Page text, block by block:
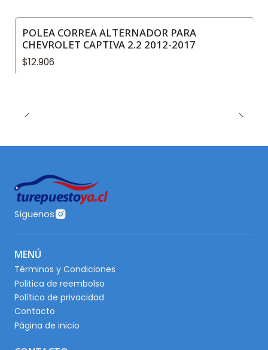
POLEA CORREA ALTERNADOR PARA
CHEVROLET CAPTIVA 2.2 2012-2017
$12.906
Síguenos
MENÚ
Términos y Condiciones
Politica de reembolso
Política de privacidad
Contacto
Página de inicio